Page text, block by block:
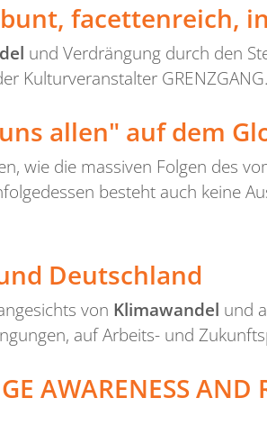
facettenreich,
und Verdrängung durch den
Kulturveranstalter
allen" auf dem
wie die massiven Folgen des
besteht auch keine
Deutschland
von Klimawandel und
auf Arbeits- und
AWARENESS AND